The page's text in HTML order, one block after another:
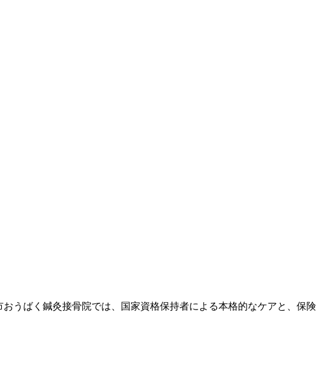
うばく鍼灸接骨院では、国家資格保持者による本格的なケアと、保険